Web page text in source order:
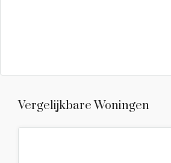
Vergelijkbare Woningen